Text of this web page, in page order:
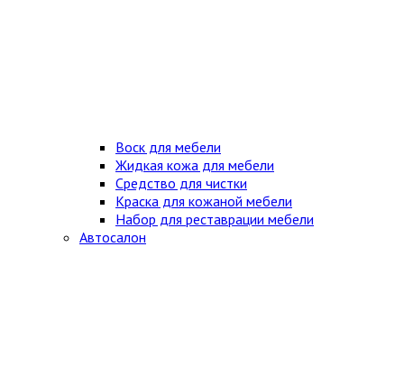
Воск для мебели
Жидкая кожа для мебели
Средство для чистки
Краска для кожаной мебели
Набор для реставрации мебели
Автосалон